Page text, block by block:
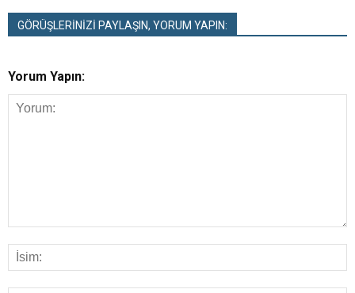
GÖRÜŞLERİNİZİ PAYLAŞIN, YORUM YAPIN:
Yorum Yapın: